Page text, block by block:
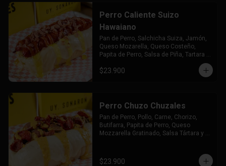
Perro Caliente Suizo
Hawaiano
Pan de Perro, Salchicha Suiza, Jamón,
Queso Mozarella, Queso Costeño,
Papita de Perro, Salsa de Piña, Tartara y
$23.900
Perro Chuzo Chuzales
Pan de Perro, Pollo, Carne, Chorizo,
Butifarra, Papita de Perro, Queso
Mozzarella Gratinado, Salsa Tártara y
$23.900